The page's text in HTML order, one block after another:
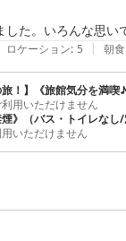
ロケーション: 5 | 朝食
旅！】《旅館気分を満喫
用いただけません
》（バス・トイレなし
いただけません